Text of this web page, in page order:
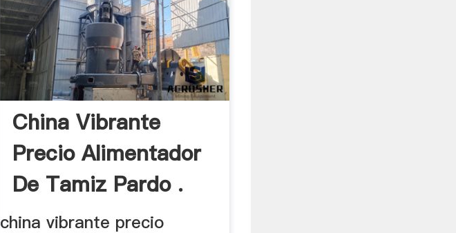
China Vibrante
Precio Alimentador
De Tamiz Pardo .
china vibrante precio